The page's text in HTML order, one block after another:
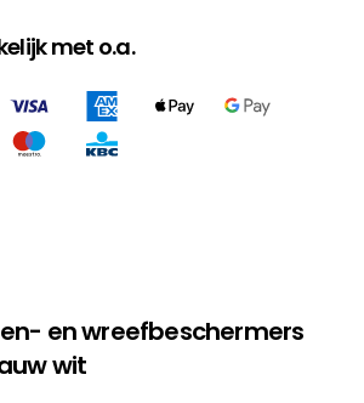
met o.a.
en wreefbeschermers
wit